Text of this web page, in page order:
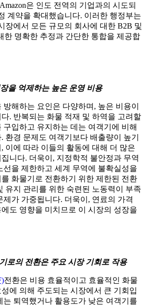
은 인도 전역의 기업과의 시도되
계약을 확대했습니다. 이러한 행정부는
장에서 모든 규모의 회사에 대한 B2B 및
한 명확한 추정과 간단한 통합을 제공합
을 억제하는 높은 운영 비용
해하는 요인은 다양하며, 높은 비용이
. 반복되는 화물 적재 및 하역을 고려할
구입하고 유지하는 데는 여객기에 비해
환경 문제도 여객기보다 배출량이 높기
이에 따라 이들의 활동에 대해 더 많은
니다. 더욱이, 지정학적 불안정과 무역
선을 제한하고 세계 무역에 불확실성을
화물기로 전환하기 위한 제한된 전환
유지 관리를 위한 숙련된 노동력이 부족
제가 가중됩니다. 더욱이, 연료의 가격
도 영향을 미치므로 이 시장의 성장을
로의 전환은 주요 시장 기회로 작용
전환은 비용 효율적이고 효율적인 화물
에 의해 주도되는 시장에서 큰 기회입
는 퇴역했거나 활용도가 낮은 여객기를